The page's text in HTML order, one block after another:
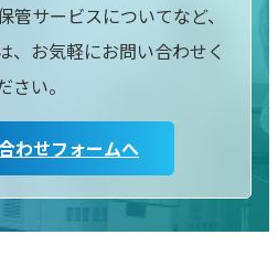
管サービスについてなど、
、お気軽にお問い合わせく
さい。
わせフォームへ